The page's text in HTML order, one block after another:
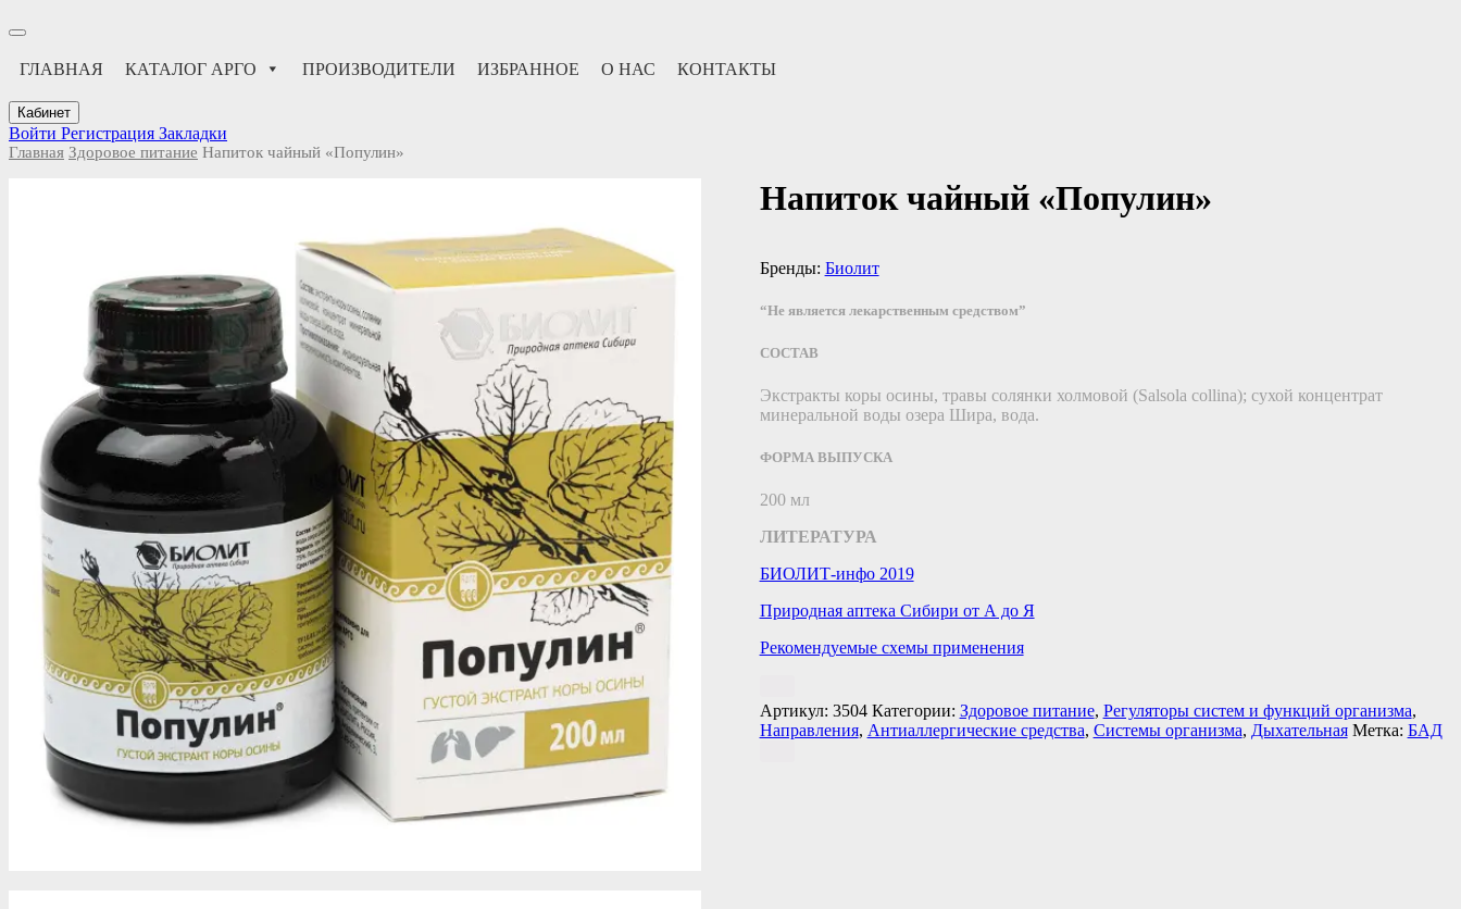
ГЛАВНАЯ КАТАЛОГ АРГО ПРОИЗВОДИТЕЛИ ИЗБРАННОЕ О НАС КОНТАКТЫ
Кабинет
Войти Регистрация Закладки
Главная Здоровое питание Напиток чайный «Популин»
Напиток чайный «Популин»
Бренды: Биолит
“Не является лекарственным средством”
СОСТАВ
Экстракты коры осины, травы солянки холмовой (Salsola collina); сухой концентрат
минеральной воды озера Шира, вода.
ФОРМА ВЫПУСКА
200 мл
ЛИТЕРАТУРА
БИОЛИТ-инфо 2019
Природная аптека Сибири от А до Я
Рекомендуемые схемы применения
Артикул: 3504 Категории: Здоровое питание, Регуляторы систем и функций организма,
Направления, Антиаллергические средства, Системы организма, Дыхательная Метка: БАД